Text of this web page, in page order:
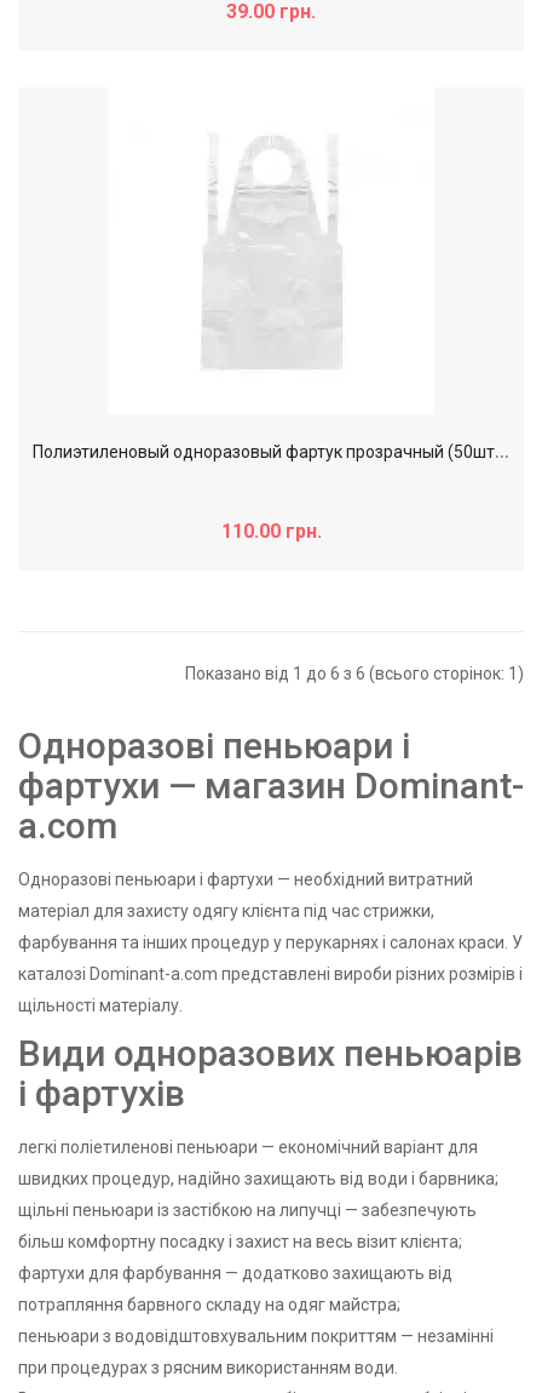
39.00 грн.
П
олиэтиленовый одноразовый фартук прозрачный (50шт/уп)
110.00 грн.
Показано від 1 до 6 з 6 (всього сторінок: 1)
Одноразові пеньюари і
фартухи — магазин Dominant-
a.com
Одноразові пеньюари і фартухи — необхідний витратний
матеріал для захисту одягу клієнта під час стрижки,
фарбування та інших процедур у перукарнях і салонах краси. У
каталозі Dominant-a.com представлені вироби різних розмірів і
щільності матеріалу.
Види одноразових пеньюарів
і фартухів
легкі поліетиленові пеньюари — економічний варіант для
швидких процедур, надійно захищають від води і барвника;
щільні пеньюари із застібкою на липучці — забезпечують
більш комфортну посадку і захист на весь візит клієнта;
фартухи для фарбування — додатково захищають від
потрапляння барвного складу на одяг майстра;
пеньюари з водовідштовхувальним покриттям — незамінні
при процедурах з рясним використанням води.